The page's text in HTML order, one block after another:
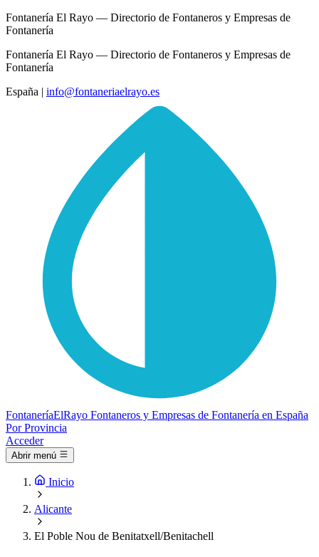
Fontanería El Rayo — Directorio de Fontaneros y Empresas de
Fontanería
Fontanería El Rayo — Directorio de Fontaneros y Empresas de
Fontanería
España | info@fontaneriaelrayo.es
FontaneríaElRayo Fontaneros y Empresas de Fontanería en España
Por Provincia
Acceder
Abrir menú
Inicio
Alicante
El Poble Nou de Benitatxell/Benitachell